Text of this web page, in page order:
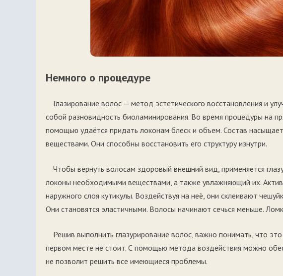
Немного о процедуре
Глазирование волос — метод эстетического восстановления и
собой разновидность биоламинирования. Во время процедуры на
помощью удаётся придать локонам блеск и объем. Состав
веществами. Они способны восстановить его структуру изнутри.
Чтобы вернуть волосам здоровый внешний вид, применяется
локоны необходимыми веществами, а также увлажняющий их.
наружного слоя кутикулы. Воздействуя на неё, они склеивают
Они становятся эластичными. Волосы начинают сечься меньше.
Решив выполнить глазурирование волос, важно понимать, что
первом месте не стоит. С помощью метода воздействия можно
не позволит решить все имеющиеся проблемы.